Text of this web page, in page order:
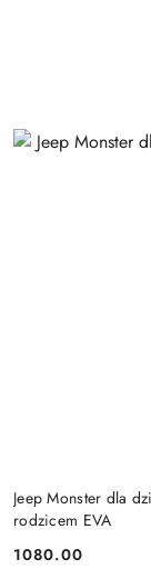
Jeep Monster dla
rodzicem EVA
Cena:
1080.00